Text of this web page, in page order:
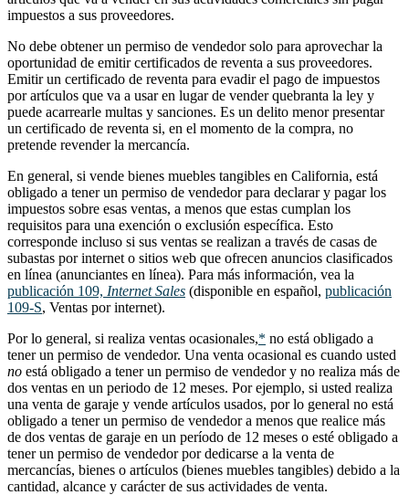
impuestos a sus proveedores.
No debe obtener un permiso de vendedor solo para aprovechar la
oportunidad de emitir certificados de reventa a sus proveedores.
Emitir un certificado de reventa para evadir el pago de impuestos
por artículos que va a usar en lugar de vender quebranta la ley y
puede acarrearle multas y sanciones. Es un delito menor presentar
un certificado de reventa si, en el momento de la compra, no
pretende revender la mercancía.
En general, si vende bienes muebles tangibles en California, está
obligado a tener un permiso de vendedor para declarar y pagar los
impuestos sobre esas ventas, a menos que estas cumplan los
requisitos para una exención o exclusión específica. Esto
corresponde incluso si sus ventas se realizan a través de casas de
subastas por internet o sitios web que ofrecen anuncios clasificados
en línea (anunciantes en línea). Para más información, vea la
publicación 109, Internet Sales (disponible en español, publicación
109-S, Ventas por internet).
Por lo general, si realiza ventas ocasionales,* no está obligado a
tener un permiso de vendedor. Una venta ocasional es cuando usted
no está obligado a tener un permiso de vendedor y no realiza más de
dos ventas en un periodo de 12 meses. Por ejemplo, si usted realiza
una venta de garaje y vende artículos usados, por lo general no está
obligado a tener un permiso de vendedor a menos que realice más
de dos ventas de garaje en un período de 12 meses o esté obligado a
tener un permiso de vendedor por dedicarse a la venta de
mercancías, bienes o artículos (bienes muebles tangibles) debido a la
cantidad, alcance y carácter de sus actividades de venta.